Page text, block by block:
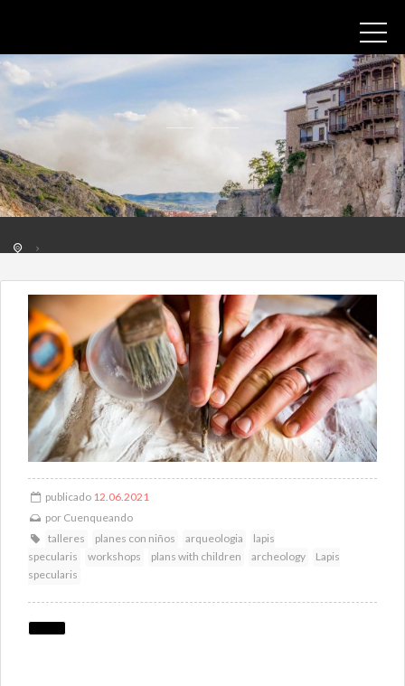
publicado 12.06.2021
por Cuenqueando
talleres
planes con niños arqueologia
lapis
specularis
workshops plans with children archeology
Lapis
specularis